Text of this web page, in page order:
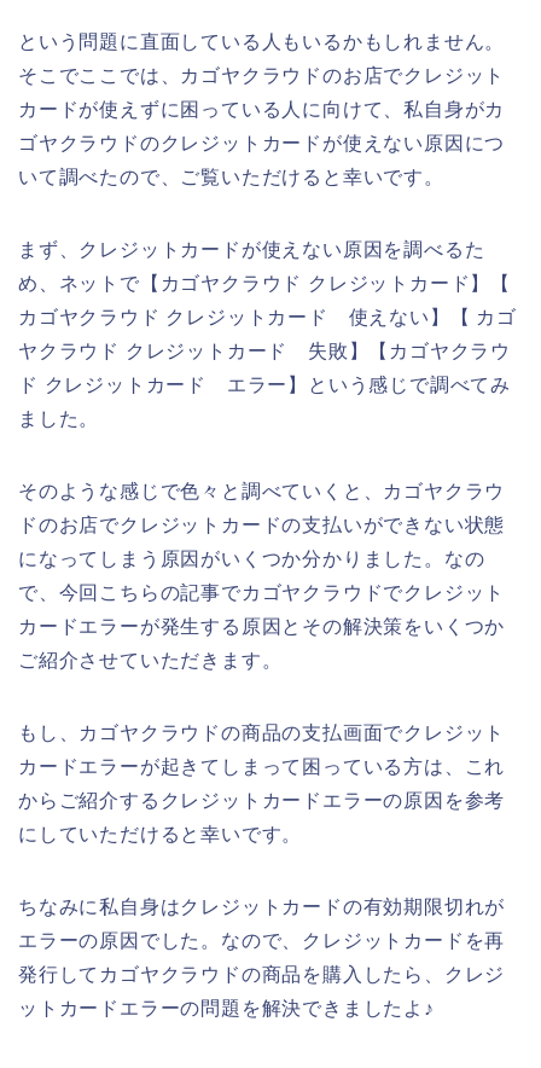
という問題に直面している人もいるかもしれません。
そこでここでは、カゴヤクラウドのお店でクレジット
カードが使えずに困っている人に向けて、私自身がカ
ゴヤクラウドのクレジットカードが使えない原因につ
いて調べたので、ご覧いただけると幸いです。
まず、クレジットカードが使えない原因を調べるた
め、ネットで【カゴヤクラウド クレジットカード】【
カゴヤクラウド クレジットカード 使えない】【 カゴ
ヤクラウド クレジットカード 失敗】【カゴヤクラウ
ド クレジットカード エラー】という感じで調べてみ
ました。
そのような感じで色々と調べていくと、カゴヤクラウ
ドのお店でクレジットカードの支払いができない状態
になってしまう原因がいくつか分かりました。なの
で、今回こちらの記事でカゴヤクラウドでクレジット
カードエラーが発生する原因とその解決策をいくつか
ご紹介させていただきます。
もし、カゴヤクラウドの商品の支払画面でクレジット
カードエラーが起きてしまって困っている方は、これ
からご紹介するクレジットカードエラーの原因を参考
にしていただけると幸いです。
ちなみに私自身はクレジットカードの有効期限切れが
エラーの原因でした。なので、クレジットカードを再
発行してカゴヤクラウドの商品を購入したら、クレジ
ットカードエラーの問題を解決できましたよ♪